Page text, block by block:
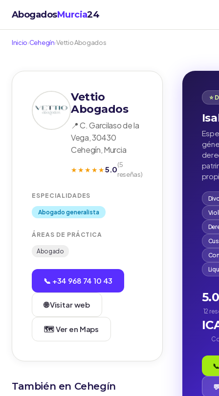
AbogadosMurcia24
Inicio›Cehegín›Vettio Abogados
Vettio
Abogados
📍 C. Garcilaso de la
Vega, 30430
Cehegín, Murcia
★★★★★5.0(5
reseñas)
ESPECIALIDADES
Abogado generalista
ÁREAS DE PRÁCTICA
Abogado
📞 +34 968 74 10 43
🌐 Visitar web
🗺️ Ver en Maps
También en Cehegín
⭐
12